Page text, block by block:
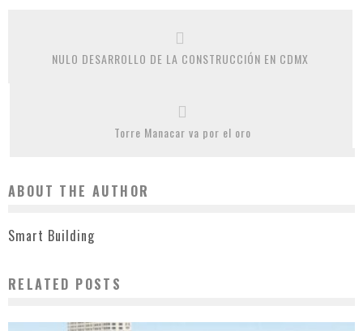
NULO DESARROLLO DE LA CONSTRUCCIÓN EN CDMX
Torre Manacar va por el oro
ABOUT THE AUTHOR
Smart Building
RELATED POSTS